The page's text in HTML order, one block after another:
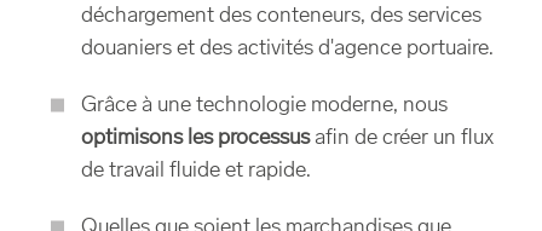
déchargement des conteneurs, des services
douaniers et des activités d'agence portuaire.
Grâce à une technologie moderne, nous
optimisons les processusafin de créer un flux
de travail fluide et rapide.